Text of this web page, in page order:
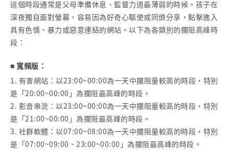
這個時段通常是父母準備休息、監督力道最薄弱的時候。孩子在
深夜獨自面對螢幕，容易因為好奇心驅使或同儕分享，點擊進入
具有色情、暴力或惡意連結的網站。以下為各類別的攔阻高峰時
段：
■ 寬頻版：
1. 有害網站：以23:00~00:00為一天中攔阻量較高的時段，特別
是「20:00~00:00」為攔阻最高峰的時段。
2. 影音串流：以23:00~00:00為一天中攔阻量較高的時段，特別
是「21:00~00:00」為攔阻最高峰的時段。
3. 社群軟體：以07:00~08:00為一天中攔阻量較高的時段，特別
是「07:00~09:00、23:00~00:00」為攔阻最高峰的時段。